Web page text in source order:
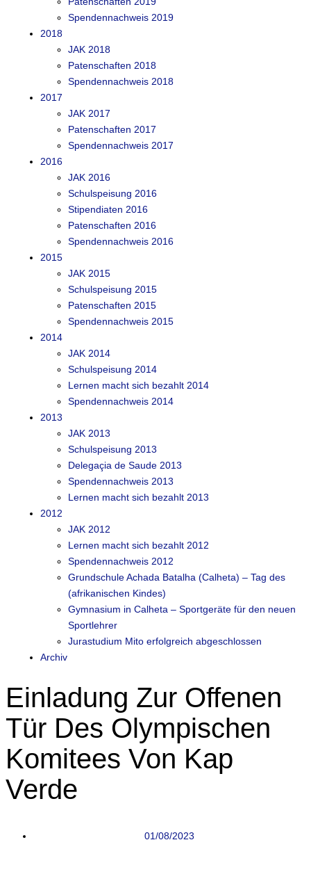
Spendennachweis 2019
2018
JAK 2018
Patenschaften 2018
Spendennachweis 2018
2017
JAK 2017
Patenschaften 2017
Spendennachweis 2017
2016
JAK 2016
Schulspeisung 2016
Stipendiaten 2016
Patenschaften 2016
Spendennachweis 2016
2015
JAK 2015
Schulspeisung 2015
Patenschaften 2015
Spendennachweis 2015
2014
JAK 2014
Schulspeisung 2014
Lernen macht sich bezahlt 2014
Spendennachweis 2014
2013
JAK 2013
Schulspeisung 2013
Delegaçia de Saude 2013
Spendennachweis 2013
Lernen macht sich bezahlt 2013
2012
JAK 2012
Lernen macht sich bezahlt 2012
Spendennachweis 2012
Grundschule Achada Batalha (Calheta) – Tag des
(afrikanischen Kindes)
Gymnasium in Calheta – Sportgeräte für den neuen
Sportlehrer
Jurastudium Mito erfolgreich abgeschlossen
Archiv
Einladung Zur Offenen
Tür Des Olympischen
Komitees Von Kap
Verde
01/08/2023